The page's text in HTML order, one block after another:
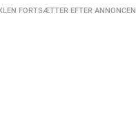
FORTSÆTTER EFTER ANNONCEN